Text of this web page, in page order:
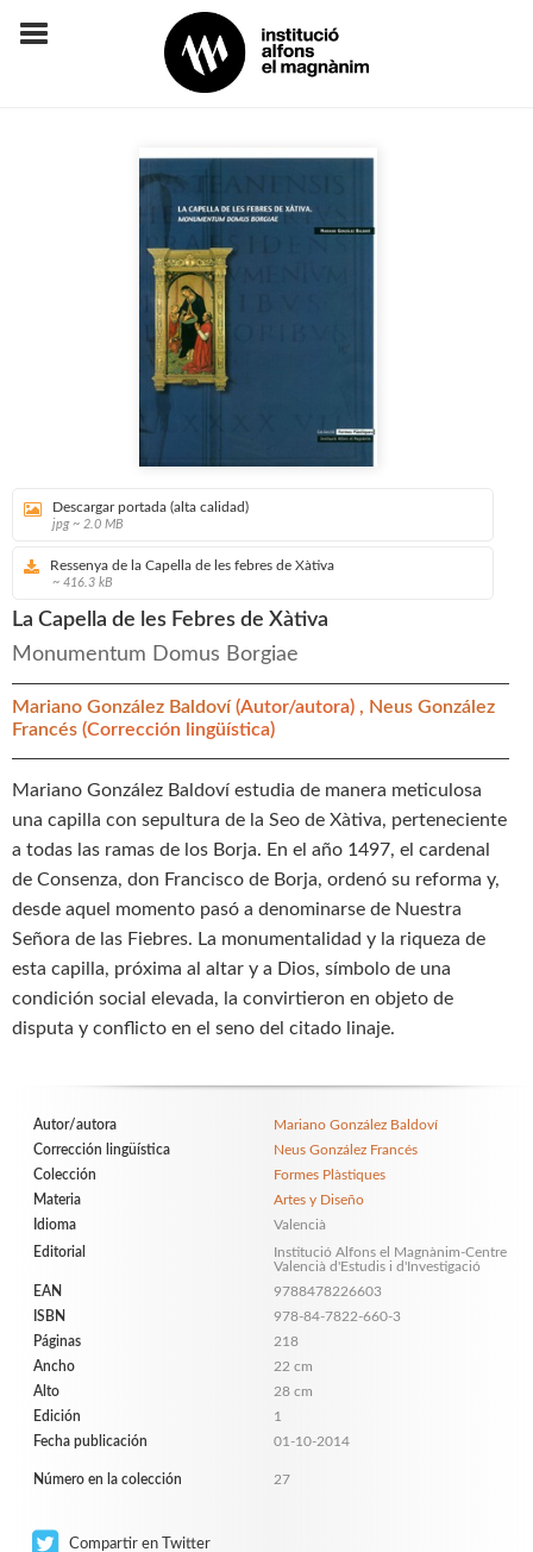
Descargar portada (alta calidad)
jpg ~ 2.0 MB
Ressenya de la Capella de les febres de Xàtiva
~ 416.3 kB
La Capella de les Febres de Xàtiva
Monumentum Domus Borgiae
Mariano González Baldoví(Autor/autora) , Neus González
Francés (Corrección lingüística)
Mariano González Baldoví estudia de manera meticulosa
una capilla con sepultura de la Seo de Xàtiva, perteneciente
a todas las ramas de los Borja. En el año 1497, el cardenal
de Consenza, don Francisco de Borja, ordenó su reforma y,
desde aquel momento pasó a denominarse de Nuestra
Señora de las Fiebres. La monumentalidad y la riqueza de
esta capilla, próxima al altar y a Dios, símbolo de una
condición social elevada, la convirtieron en objeto de
disputa y conflicto en el seno del citado linaje.
Autor/autora
Mariano González Baldoví
Corrección lingüística
Neus González Francés
Colección
Formes Plàstiques
Materia
Artes y Diseño
Idioma
Valencià
Editorial
Institució Alfons el Magnànim-Centre
Valencià d'Estudis i d'Investigació
EAN
9788478226603
ISBN
978-84-7822-660-3
Páginas
218
Ancho
22 cm
Alto
28 cm
Edición
1
Fecha publicación
01-10-2014
Número en la colección 27
Compartir en Twitter